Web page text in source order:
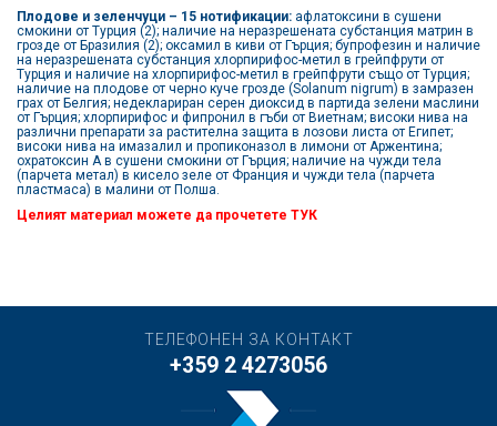
Плодове и зеленчуци – 15 нотификации: афлатоксини в сушени
смокини от Турция (2); наличие на неразрешената субстанция матрин в
грозде от Бразилия (2); оксамил в киви от Гърция; бупрофезин и наличие
на неразрешената субстанция хлорпирифос-метил в грейпфрути от
Турция и наличие на хлорпирифос-метил в грейпфрути също от Турция;
наличие на плодове от черно куче грозде (Solanum nigrum) в замразен
грах от Белгия; недеклариран серен диоксид в партида зелени маслини
от Гърция; хлорпирифос и фипронил в гъби от Виетнам; високи нива на
различни препарати за растителна защита в лозови листа от Египет;
високи нива на имазалил и пропиконазол в лимони от Аржентина;
охратоксин А в сушени смокини от Гърция; наличие на чужди тела
(парчета метал) в кисело зеле от Франция и чужди тела (парчета
пластмаса) в малини от Полша.
Целият материал можете да прочетете ТУК
ТЕЛЕФОНЕН ЗА КОНТАКТ
+359 2 4273056